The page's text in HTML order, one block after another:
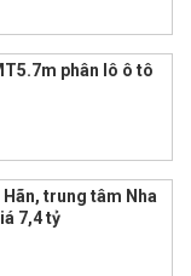
phân lô ô tô
trung tâm Nha
7,4 tỷ